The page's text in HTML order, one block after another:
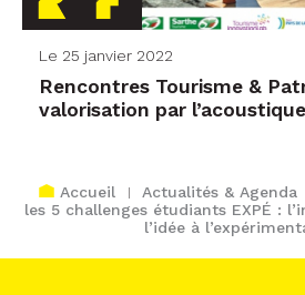
Le 25 janvier 2022
Rencontres Tourisme &
valorisation par l’acoustique
Accueil Actualités & Agenda
les 5 challenges étudiants EXPÉ :
l’idée à